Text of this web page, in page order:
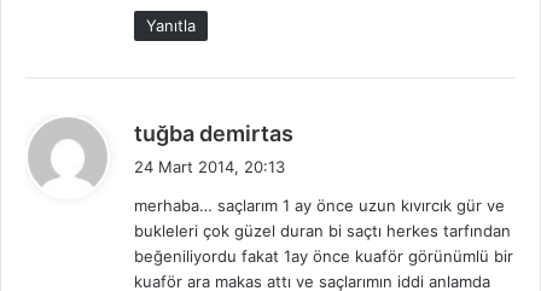
Yanıtla
tuğba demirtas
i
k
i
24 Mart 2014, 20:13
merhaba… saçlarım 1 ay önce uzun kıvırcık gür ve
bukleleri çok güzel duran bi saçtı herkes tarfından
beğeniliyordu fakat 1ay önce kuaför görünümlü bir
kuaför ara makas attı ve saçlarımın iddi anlamda